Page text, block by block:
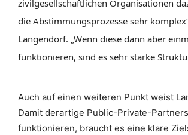
zivilgesellschaftlichen Organisationen
die Abstimmungsprozesse sehr
Langendorf. „Wenn diese dann aber
funktionieren, sind es sehr starke
Auch auf einen weiteren Punkt weist
Damit derartige Public-Private-
funktionieren, braucht es eine klare